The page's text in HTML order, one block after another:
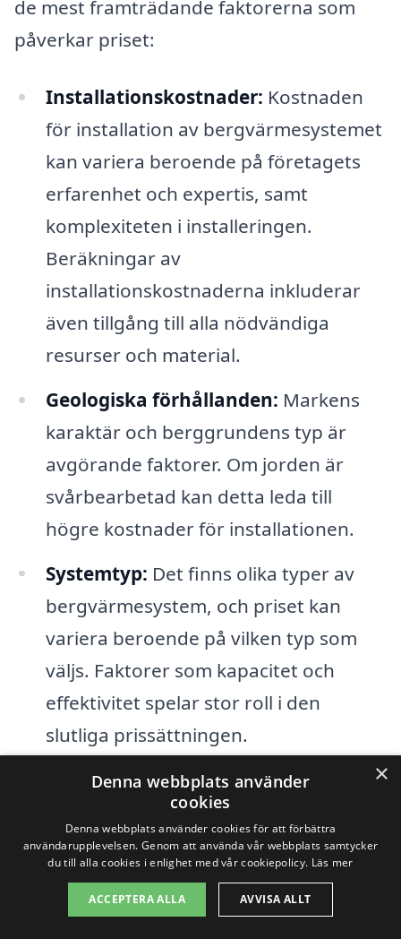
de mest framträdande faktorerna som
påverkar priset:
Installationskostnader: Kostnaden
för installation av bergvärmesystemet
kan variera beroende på företagets
erfarenhet och expertis, samt
komplexiteten i installeringen.
Beräkningar av
installationskostnaderna inkluderar
även tillgång till alla nödvändiga
resurser och material.
Geologiska förhållanden: Markens
karaktär och berggrundens typ är
avgörande faktorer. Om jorden är
svårbearbetad kan detta leda till
högre kostnader för installationen.
Systemtyp: Det finns olika typer av
bergvärmesystem, och priset kan
variera beroende på vilken typ som
väljs. Faktorer som kapacitet och
effektivitet spelar stor roll i den
slutliga prissättningen.
Behov av tilläggsinstallationer:
vissa fall kan det krävas ytterligare
installationer som en ny värmepump
eller förbättringar av befintliga
värmesystem, vilket också påverkar
×
Denna webbplats använder
cookies
Denna webbplats använder cookies för att förbättra
användarupplevelsen. Genom att använda vår webbplats samtycker
du till alla cookies i enlighet med vår cookiepolicy. Läs mer
ACCEPTERA ALLA AVVISA ALLT